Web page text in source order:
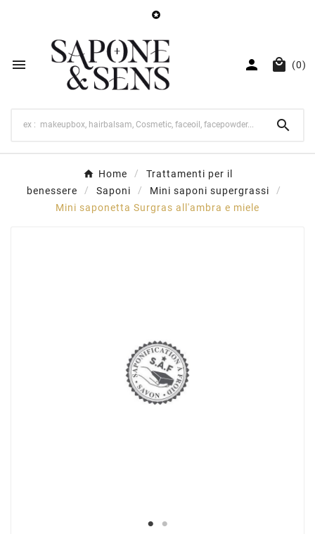

   (0)

Home
Trattamenti per il
benessere
Saponi
Mini saponi supergrassi
Mini saponetta Surgras all'ambra e miele